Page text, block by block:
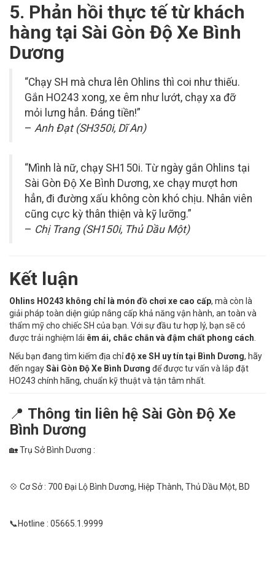
5. Phản hồi thực tế từ khách
hàng tại Sài Gòn Độ Xe Bình
Dương
“Chạy SH mà chưa lên Ohlins thì coi như thiếu.
Gắn HO243 xong, xe êm như lướt, chạy xa đỡ
mỏi lưng hẳn. Đáng tiền!”
– Anh Đạt (SH350i, Dĩ An)
“Mình là nữ, chạy SH150i. Từ ngày gắn Ohlins tại
Sài Gòn Độ Xe Bình Dương, xe chạy mượt hơn
hẳn, đi đường xấu không còn khó chịu. Nhân viên
cũng cực kỳ thân thiện và kỹ lưỡng.”
– Chị Trang (SH150i, Thủ Dầu Một)
Kết luận
Ohlins HO243 không chỉ là món đồ chơi xe cao cấp, mà còn là
giải pháp toàn diện giúp nâng cấp khả năng vận hành, an toàn và
thẩm mỹ cho chiếc SH của bạn. Với sự đầu tư hợp lý, bạn sẽ có
được trải nghiệm lái êm ái, chắc chắn và đậm chất phong cách
Nếu bạn đang tìm kiếm địa chỉđộ xe SH uy tín tại Bình Dương, hãy
đến ngaySài Gòn Độ Xe Bình Dương để được tư vấn và lắp đặt
HO243 chính hãng, chuẩn kỹ thuật và tận tâm nhất.
📍 Thông tin liên hệ Sài Gòn Độ Xe
Bình Dương
🏡 Trụ Sở Bình Dương :
💠 Cơ Sở : 700 Đại Lộ Bình Dương, Hiệp Thành, Thủ Dầu Một, BD
📞Hotline : 05665.1.9999